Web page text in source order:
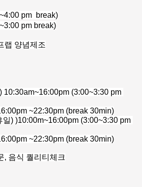
pm break)
pm break)
랩 양념제조
10:30am~16:00pm (3:00~3:30 pm
(break 30min)
(3:00~3:30 pm
(break 30min)
, 음식 퀄리티체크